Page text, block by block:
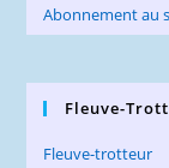
Abonnement au
Fleuve-
Fleuve-trotteur